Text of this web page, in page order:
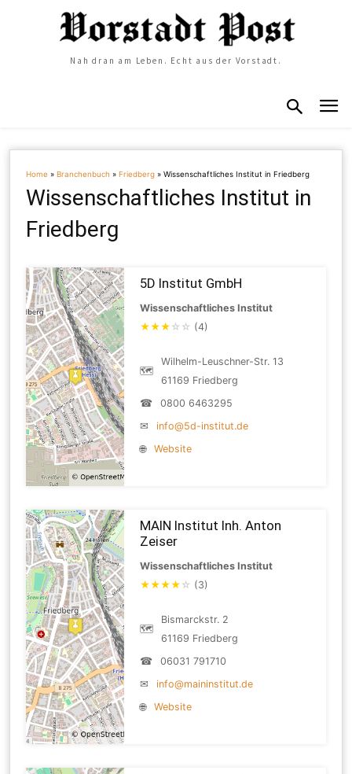
Nah dran am Leben. Echt aus der Vorstadt.
Home »Branchenbuch »Friedberg »Wissenschaftliches Institut in Friedberg
Wissenschaftliches Institut in
Friedberg
5D Institut GmbH
Wissenschaftliches Institut
★★★ ☆ ☆ (4)
🗺
Wilhelm-Leuschner-Str. 13
61169 Friedberg
☎
0800 6463295
✉
info@5d-institut.de
🌐
Website
MAIN Institut Inh. Anton
Zeiser
Wissenschaftliches Institut
★★★★ ☆ (3)
🗺
Bismarckstr. 2
61169 Friedberg
☎
06031 791710
✉
info@maininstitut.de
🌐
Website